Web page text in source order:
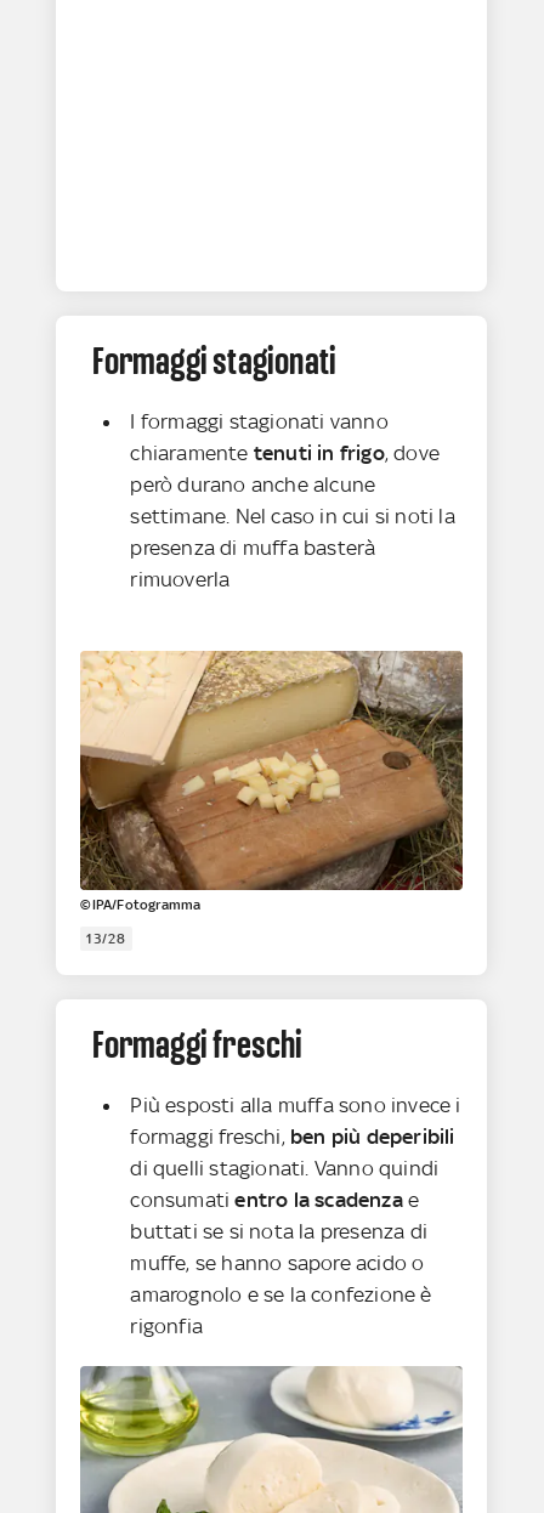
Formaggi stagionati
I formaggi stagionati vanno
chiaramente tenuti in frigo, dove
però durano anche alcune
settimane. Nel caso in cui si noti la
presenza di muffa basterà
rimuoverla
©IPA/Fotogramma
13/28
Formaggi freschi
Più esposti alla muffa sono invece i
formaggi freschi, ben più deperibili
di quelli stagionati. Vanno quindi
consumatientro la scadenzae
buttati se si nota la presenza di
muffe, se hanno sapore acido o
amarognolo e se la confezione è
rigonfia